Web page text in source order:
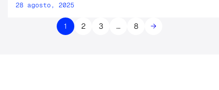
28 agosto, 2025
1 2 3 … 8 →